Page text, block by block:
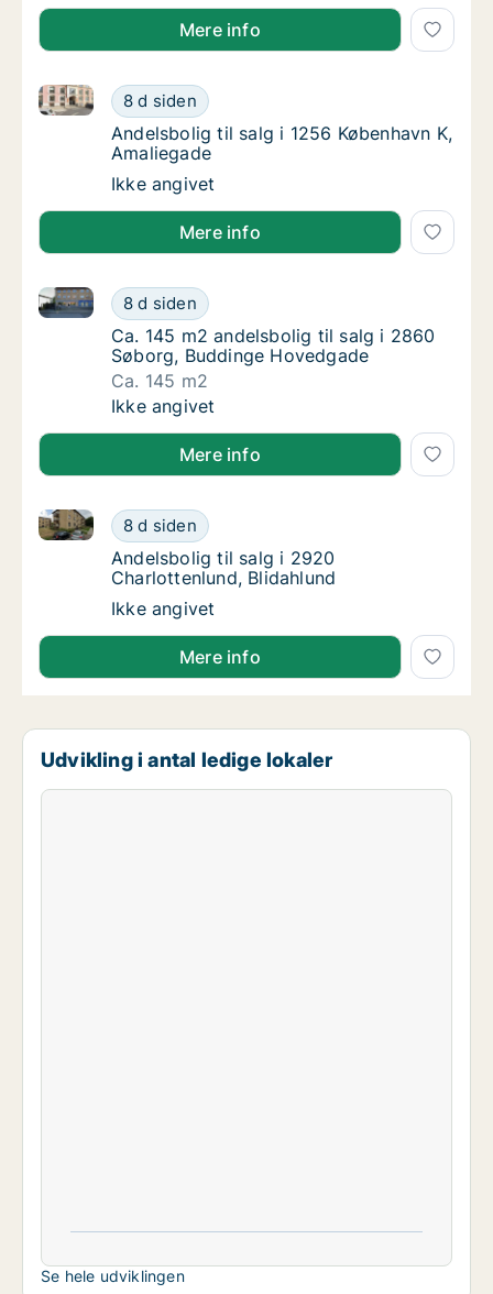
Mere info
Andelsbolig til salg i 1256 København K,
8 d siden
Andelsbolig til salg i 1256 København K, Amaliegade
Andelsbolig til salg i 1256 København K,
Andelsbolig til salg i 1256 København K,
Amaliegade
Andelsbolig til salg i 1256 København K,
Ikke angivet
Mere info
Ca. 145 m2 andelsbolig til salg i 2860
8 d siden
Ca. 145 m2 andelsbolig til salg i 2860 Søborg,
Ca. 145 m2 andelsbolig til salg i 2860
Ca. 145 m2 andelsbolig til salg i 2860
Søborg, Buddinge Hovedgade
Ca. 145 m2
Ca. 145 m2 andelsbolig til salg i 2860
Ikke angivet
Mere info
Andelsbolig til salg i 2920 Charlottenlund,
8 d siden
Andelsbolig til salg i 2920 Charlottenlund, Blidahlund
Andelsbolig til salg i 2920 Charlottenlund,
Andelsbolig til salg i 2920
Charlottenlund, Blidahlund
Andelsbolig til salg i 2920 Charlottenlund,
Ikke angivet
Mere info
Udvikling i antal ledige lokaler
Se hele udviklingen